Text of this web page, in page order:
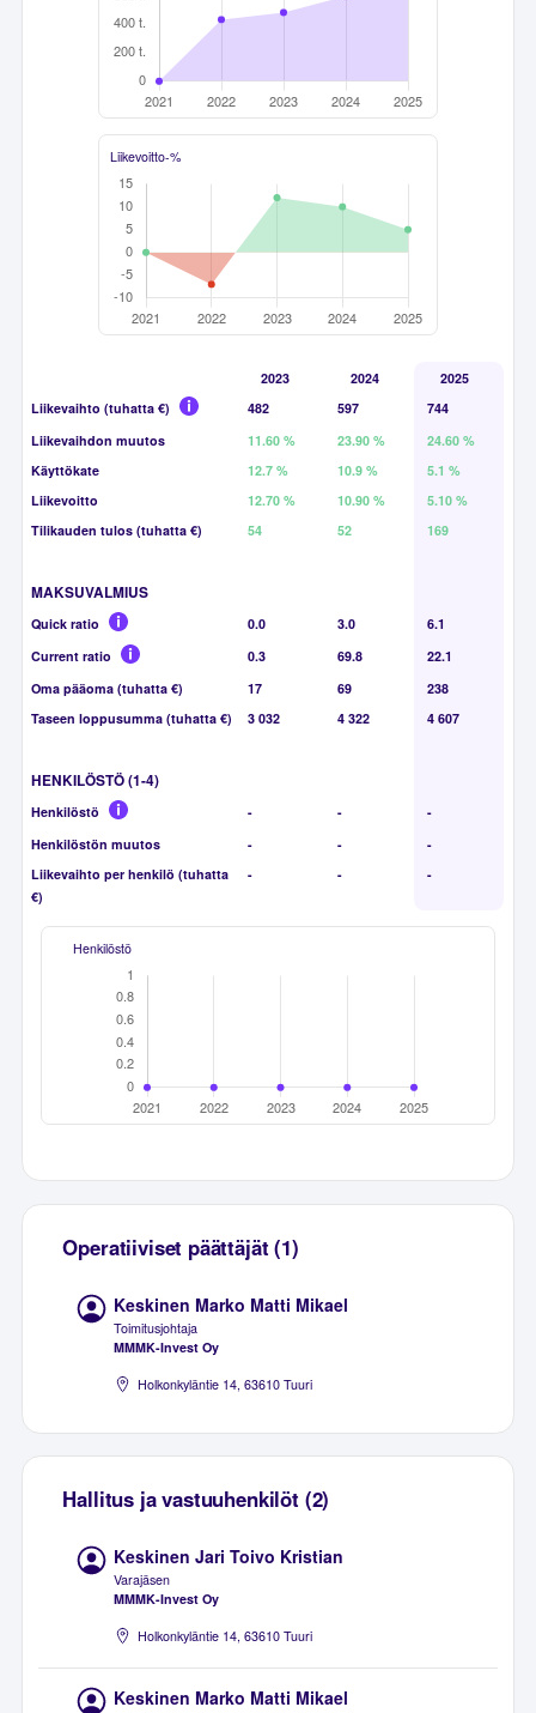
Liikevoitto-%
2023 2024
2025
Liikevaihto (tuhatta €)
482 597
744
Liikevaihdon muutos
11.60 % 23.90 %
24.60 %
Käyttökate
12.7 % 10.9 %
5.1 %
Liikevoitto
12.70 % 10.90 %
5.10 %
Tilikauden tulos (tuhatta €)
54 52 169
MAKSUVALMIUS
Quick ratio 0.0 3.0
6.1
Current ratio
0.3 69.8
22.1
Oma pääoma (tuhatta €)
17 69
238
Taseen loppusumma (tuhatta €)
3 032 4 322 4 607
HENKILÖSTÖ (1-4)
Henkilöstö - -
-
Henkilöstön muutos
- -
-
Liikevaihto per henkilö (tuhatta
€)
- - -
Henkilöstö
Operatiiviset päättäjät (1)
Keskinen Marko Matti Mikael
Toimitusjohtaja
MMMK-Invest Oy
Holkonkyläntie 14, 63610 Tuuri
Hallitus ja vastuuhenkilöt (2)
Keskinen Jari Toivo Kristian
Varajäsen
MMMK-Invest Oy
Holkonkyläntie 14, 63610 Tuuri
Keskinen Marko Matti Mikael